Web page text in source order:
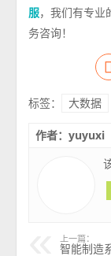
服，我们有专业
务咨询！
标签： 大数据
作者：yuyuxi
上一篇：
智能制造